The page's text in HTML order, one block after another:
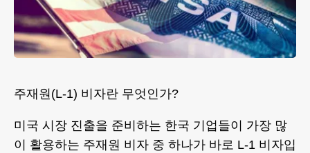
주재원(L-1) 비자란 무엇인가?
미국 시장 진출을 준비하는 한국 기업들이 가장 많
이 활용하는 주재원 비자 중 하나가 바로 L-1 비자입